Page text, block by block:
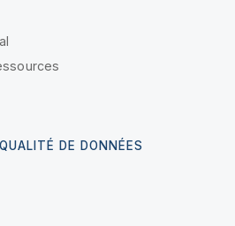
DE DONNÉES